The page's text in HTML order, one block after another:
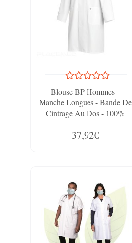
Blouse BP Hommes -
Manche Longues - Bande De
Cintrage Au Dos - 100%
Absolu
37,92€